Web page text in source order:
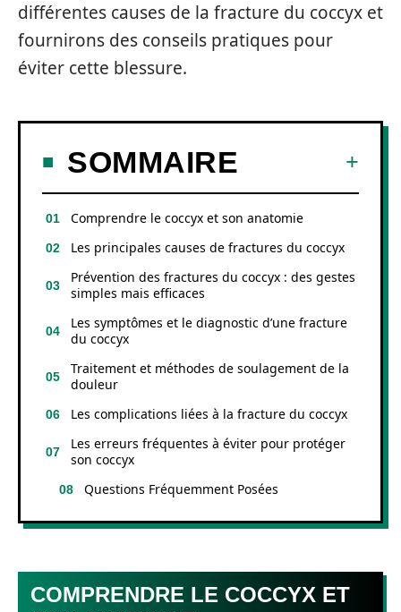
différentes causes de la fracture du coccyx et
fournirons des conseils pratiques pour
éviter cette blessure.
SOMMAIRE
Comprendre le coccyx et son anatomie
Les principales causes de fractures du coccyx
Prévention des fractures du coccyx : des gestes
simples mais efficaces
Les symptômes et le diagnostic d’une fracture
du coccyx
Traitement et méthodes de soulagement de la
douleur
Les complications liées à la fracture du coccyx
Les erreurs fréquentes à éviter pour protéger
son coccyx
Questions Fréquemment Posées
COMPRENDRE LE COCCYX ET